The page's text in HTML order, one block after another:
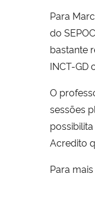
Para
do
bastante
INCT-GD
O
sessões
Acredito
Para